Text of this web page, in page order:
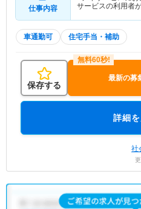
仕事内容
サービスの利用者
車通勤可 住宅手当・補助
保存する
最新の募
詳細
社